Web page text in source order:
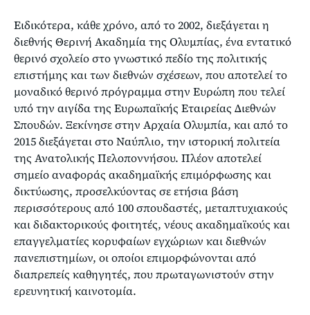
Ειδικότερα, κάθε χρόνο, από το 2002, διεξάγεται η
διεθνής Θερινή Ακαδημία της Ολυμπίας, ένα εντατικό
θερινό σχολείο στο γνωστικό πεδίο της πολιτικής
επιστήμης και των διεθνών σχέσεων, που αποτελεί το
μοναδικό θερινό πρόγραμμα στην Ευρώπη που τελεί
υπό την αιγίδα της Ευρωπαϊκής Εταιρείας Διεθνών
Σπουδών. Ξεκίνησε στην Αρχαία Ολυμπία, και από το
2015 διεξάγεται στο Ναύπλιο, την ιστορική πολιτεία
της Ανατολικής Πελοποννήσου. Πλέον αποτελεί
σημείο αναφοράς ακαδημαϊκής επιμόρφωσης και
δικτύωσης, προσελκύοντας σε ετήσια βάση
περισσότερους από 100 σπουδαστές, μεταπτυχιακούς
και διδακτορικούς φοιτητές, νέους ακαδημαϊκούς και
επαγγελματίες κορυφαίων εγχώριων και διεθνών
πανεπιστημίων, οι οποίοι επιμορφώνονται από
διαπρεπείς καθηγητές, που πρωταγωνιστούν στην
ερευνητική καινοτομία.